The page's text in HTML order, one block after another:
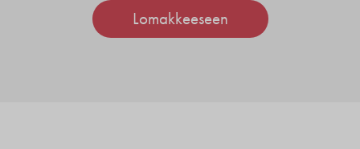
Lomakkeeseen